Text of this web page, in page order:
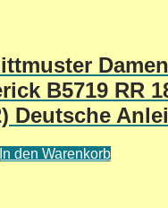
B5719 RR
Deutsche
In den Warenkorb